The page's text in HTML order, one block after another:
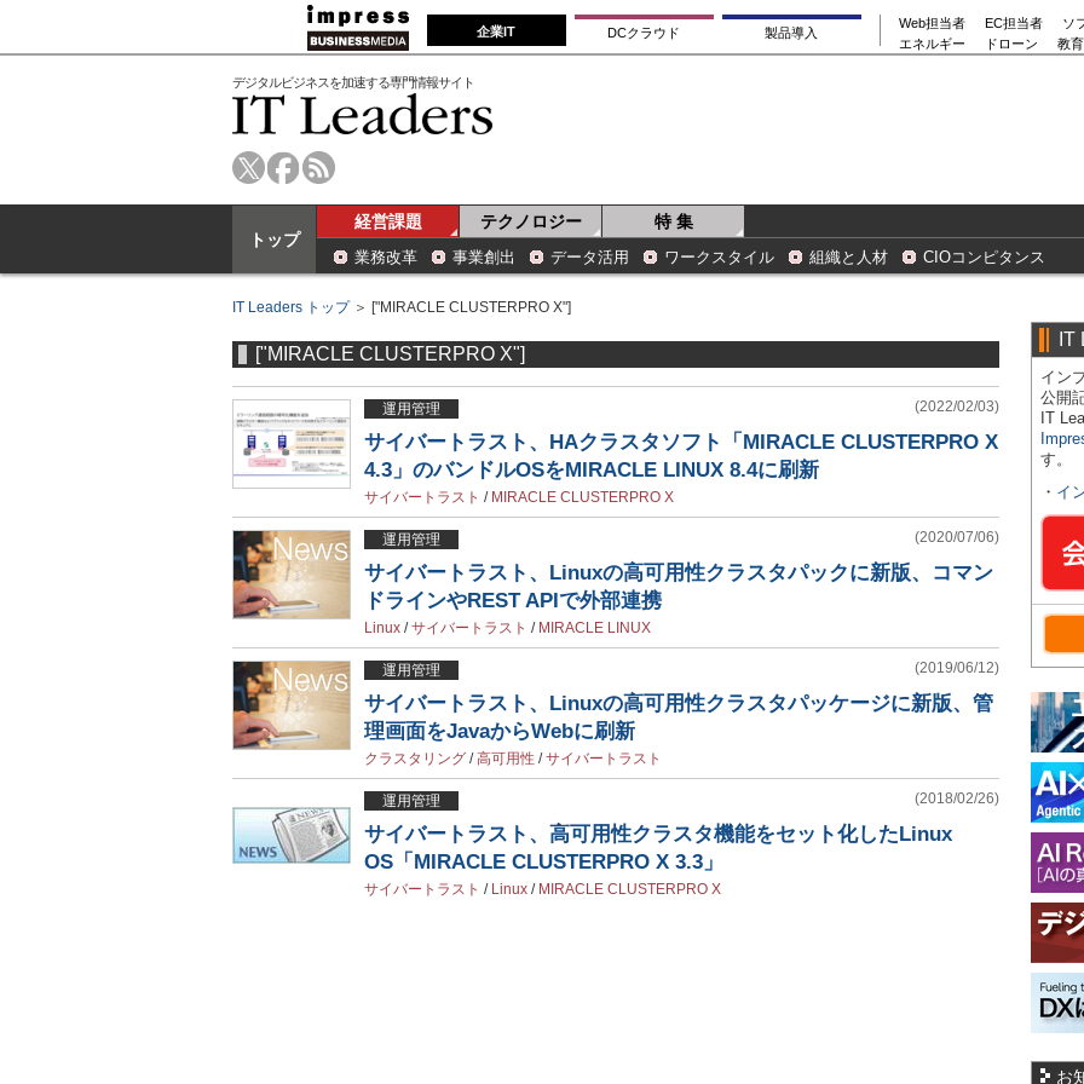
企業IT DCクラウド 製品導入
Web担当者 EC担当者
ソ
エネルギー
ドローン 教
デジタルビジネスを加速する専門情報サイト
トップ
経営課題 テクノロジー 特 集
業務改革 事業創出 データ活用 ワークスタイル 組織と人材 CIOコンピタンス
IT Leaders トップ＞ ["MIRACLE CLUSTERPRO X"]
["MIRACLE CLUSTERPRO X"]
運用管理 (2022/02/03)
サイバートラスト、HAクラスタソフト「MIRACLE CLUSTERPRO X
4.3」のバンドルOSをMIRACLE LINUX 8.4に刷新
サイバートラスト / MIRACLE CLUSTERPRO X
運用管理 (2020/07/06)
サイバートラスト、Linuxの高可用性クラスタパックに新版、コマン
ドラインやREST APIで外部連携
Linux /サイバートラスト / MIRACLE LINUX
運用管理 (2019/06/12)
サイバートラスト、Linuxの高可用性クラスタパッケージに新版、管
理画面をJavaからWebに刷新
クラスタリング /高可用性 /サイバートラスト
運用管理 (2018/02/26)
サイバートラスト、高可用性クラスタ機能をセット化したLinux
OS「MIRACLE CLUSTERPRO X 3.3」
サイバートラスト / Linux / MIRACLE CLUSTERPRO X
IT
イン
公開
IT
す。
・ イ
お